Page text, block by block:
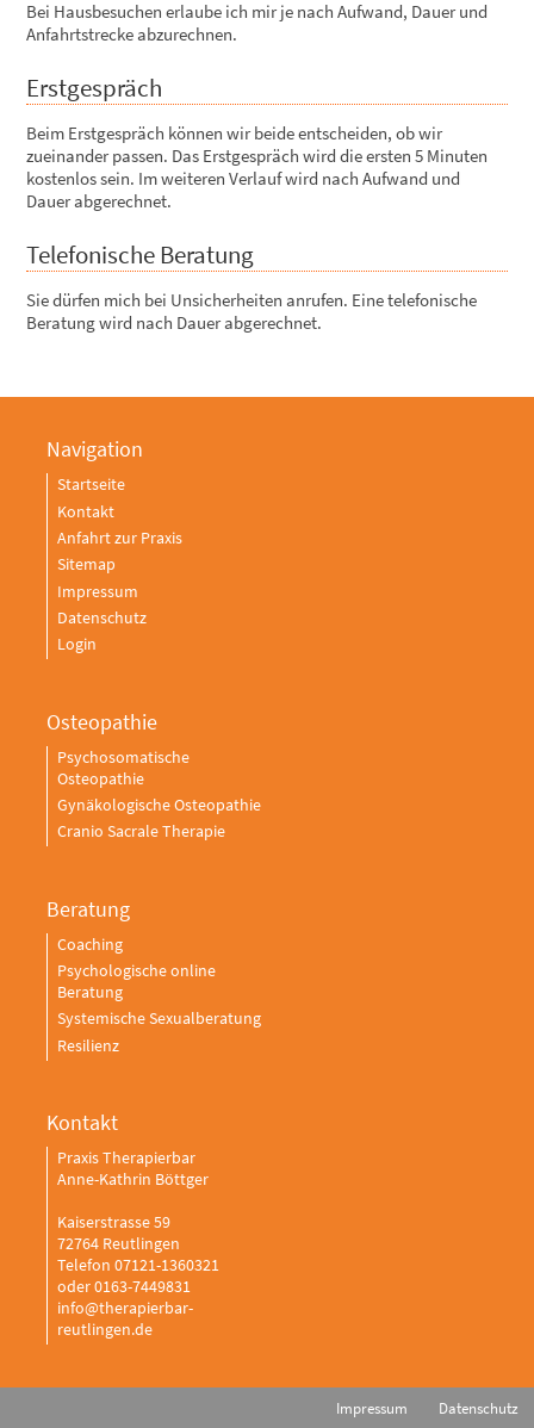
Bei Hausbesuchen erlaube ich mir je nach Aufwand, Dauer und
Anfahrtstrecke abzurechnen.
Erstgespräch
Beim Erstgespräch können wir beide entscheiden, ob wir
zueinander passen. Das Erstgespräch wird die ersten 5 Minuten
kostenlos sein. Im weiteren Verlauf wird nach Aufwand und
Dauer abgerechnet.
Telefonische Beratung
Sie dürfen mich bei Unsicherheiten anrufen. Eine telefonische
Beratung wird nach Dauer abgerechnet.
Navigation
Startseite
Kontakt
Anfahrt zur Praxis
Sitemap
Impressum
Datenschutz
Login
Osteopathie
Psychosomatische
Osteopathie
Gynäkologische Osteopathie
Cranio Sacrale Therapie
Beratung
Coaching
Psychologische online
Beratung
Systemische Sexualberatung
Resilienz
Kontakt
Praxis Therapierbar
Anne-Kathrin Böttger
Kaiserstrasse 59
72764 Reutlingen
Telefon 07121-1360321
oder 0163-7449831
info@therapierbar-
reutlingen.de
Impressum Datenschutz